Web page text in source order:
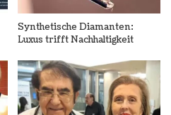
Synthetische Diamanten:
Luxus trifft Nachhaltigkeit